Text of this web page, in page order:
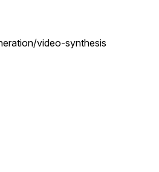
/video-synthesis